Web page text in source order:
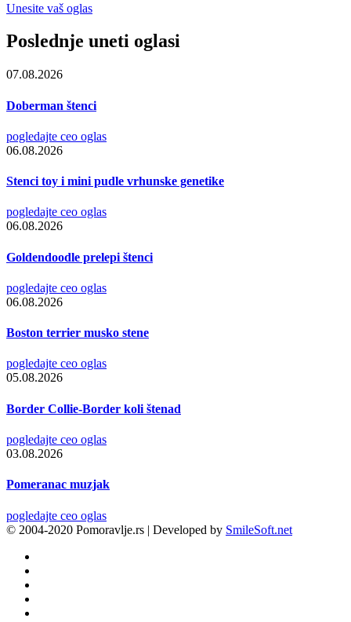
Unesite vaš oglas
Poslednje uneti oglasi
07.08.2026
Doberman štenci
pogledajte ceo oglas
06.08.2026
Stenci toy i mini pudle vrhunske genetike
pogledajte ceo oglas
06.08.2026
Goldendoodle prelepi štenci
pogledajte ceo oglas
06.08.2026
Boston terrier musko stene
pogledajte ceo oglas
05.08.2026
Border Collie-Border koli štenad
pogledajte ceo oglas
03.08.2026
Pomeranac muzjak
pogledajte ceo oglas
© 2004-2020 Pomoravlje.rs | Developed by SmileSoft.net